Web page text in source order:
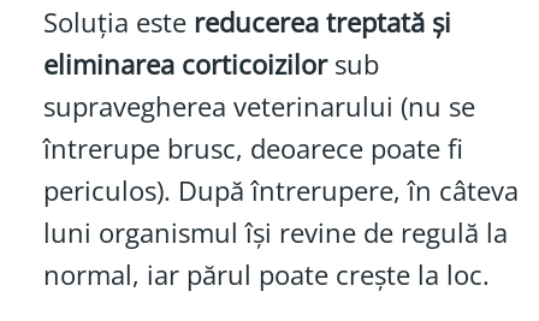
Soluția este reducerea treptată și
eliminarea corticoizilorsub
supravegherea veterinarului (nu se
întrerupe brusc, deoarece poate fi
periculos). După întrerupere, în câteva
luni organismul își revine de regulă la
normal, iar părul poate crește la loc.